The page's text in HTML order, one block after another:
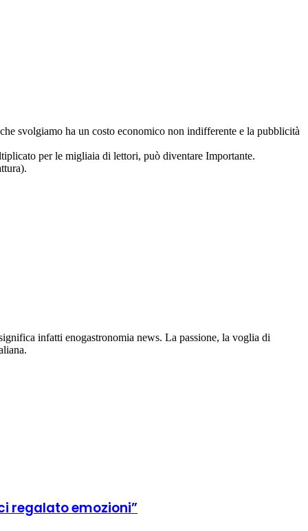
svolgiamo ha un costo economico non indifferente e la pubblicità
per le migliaia di lettori, può diventare Importante.
infatti enogastronomia news. La passione, la voglia di
regalato emozioni”